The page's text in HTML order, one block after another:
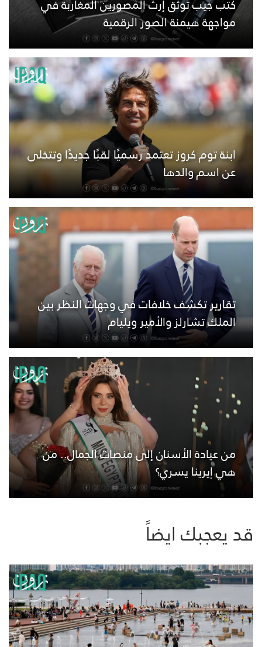
كتب جيب توثق إرث المصورين المغاربة في
مواجهة هيمنة الصور الرقمية
ابنة توم كروز تعتمد رسميًا لقبًا جديدًا وتتخلى
عن اسم والدها
تقارير تكشف خلافات في وجهات النظر بين
الملك تشارلز والأمير ويليام
من عيادة الأسنان إلى منصات الجمال.. من
هي إيرينا يسري؟
قد يعجبك ايضاً